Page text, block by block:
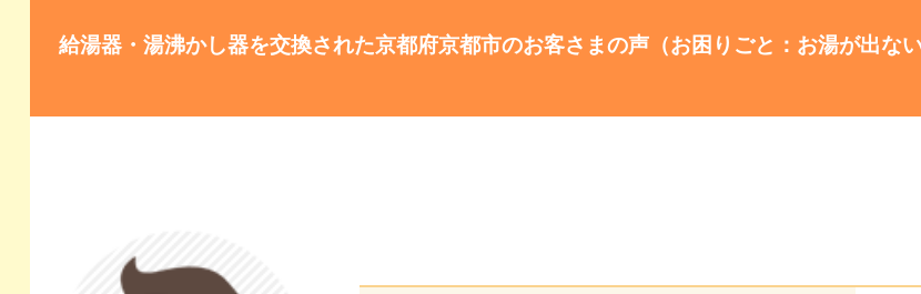
給湯器・湯沸かし器を交換された京都府京都市のお客さまの声（お困りごと：お湯が出ない